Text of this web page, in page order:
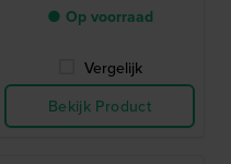
● Op voorraad
Vergelijk
Bekijk Product